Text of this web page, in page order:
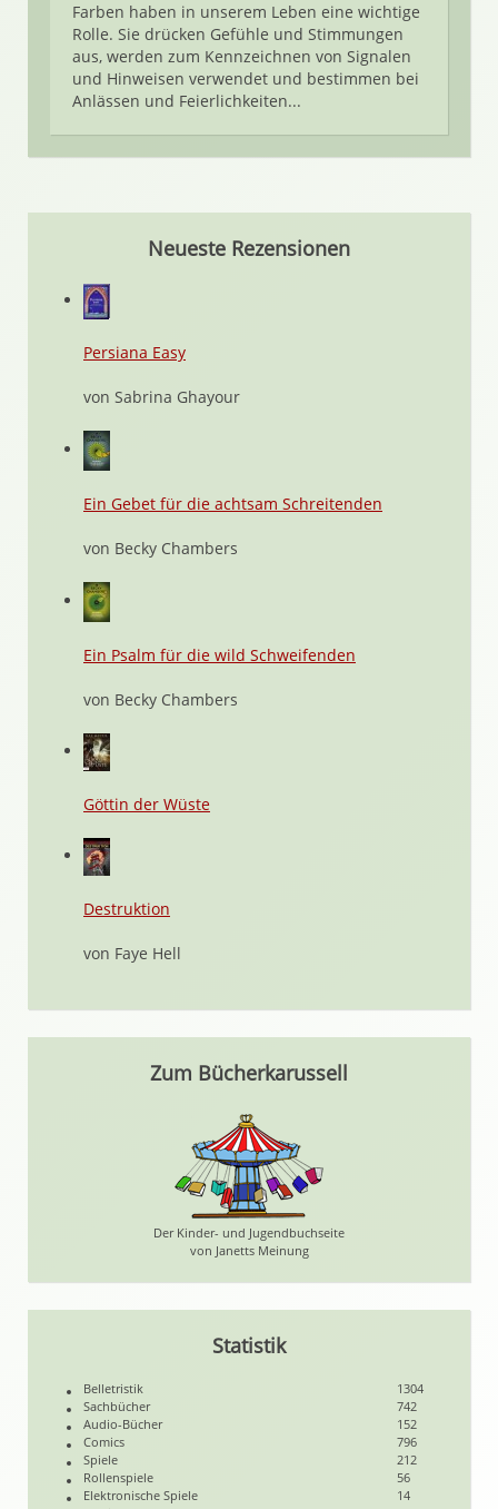
Farben haben in unserem Leben eine wichtige
Rolle. Sie drücken Gefühle und Stimmungen
aus, werden zum Kennzeichnen von Signalen
und Hinweisen verwendet und bestimmen bei
Anlässen und Feierlichkeiten...
Neueste Rezensionen
Persiana Easy
von Sabrina Ghayour
Ein Gebet für die achtsam Schreitenden
von Becky Chambers
Ein Psalm für die wild Schweifenden
von Becky Chambers
Göttin der Wüste
Destruktion
von Faye Hell
Zum Bücherkarussell
Der Kinder- und Jugendbuchseite
von Janetts Meinung
Statistik
Belletristik
1304
Sachbücher
742
Audio-Bücher
152
Comics
796
Spiele
212
Rollenspiele
56
Elektronische Spiele
14